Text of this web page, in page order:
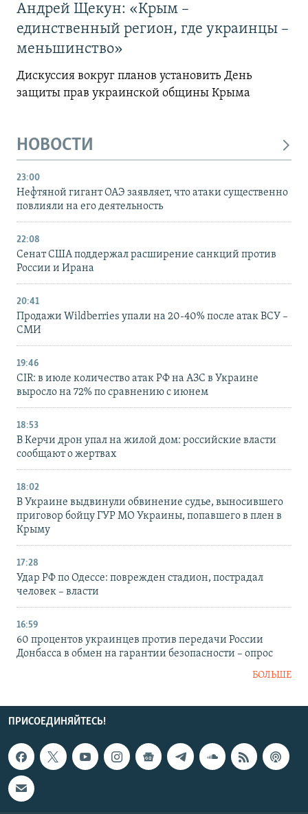
Андрей Щекун: «Крым –
единственный регион, где украинцы –
меньшинство»
Дискуссия вокруг планов установить День
защиты прав украинской общины Крыма
НОВОСТИ
23:00
Нефтяной гигант ОАЭ заявляет, что атаки существенно
повлияли на его деятельность
22:08
Сенат США поддержал расширение санкций против
России и Ирана
20:41
Продажи Wildberries упали на 20-40% после атак ВСУ –
СМИ
19:46
CIR: в июле количество атак РФ на АЗС в Украине
выросло на 72% по сравнению с июнем
18:53
В Керчи дрон упал на жилой дом: российские власти
сообщают о жертвах
18:02
В Украине выдвинули обвинение судье, выносившего
приговор бойцу ГУР МО Украины, попавшего в плен в
Крыму
17:28
Удар РФ по Одессе: поврежден стадион, пострадал
человек – власти
16:59
60 процентов украинцев против передачи России
Донбасса в обмен на гарантии безопасности – опрос
БОЛЬШЕ
ПРИСОЕДИНЯЙТЕСЬ!